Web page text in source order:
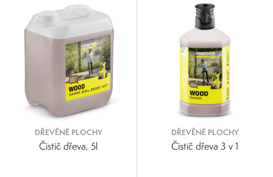
DŘEVĚNÉ PLOCHY
Čistič dřeva, 5l
DŘEVĚNÉ PLOCHY
Čistič dřeva 3 v 1